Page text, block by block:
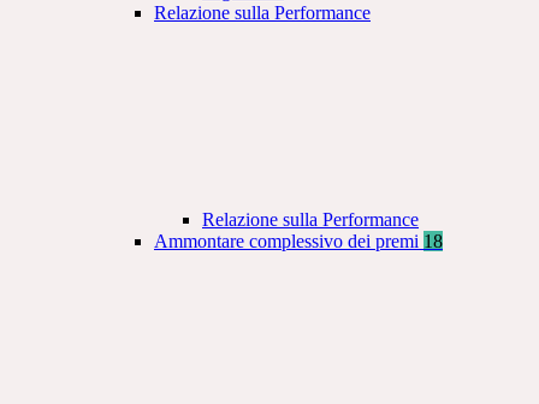
Relazione sulla Performance
Relazione sulla Performance
Ammontare complessivo dei premi 18